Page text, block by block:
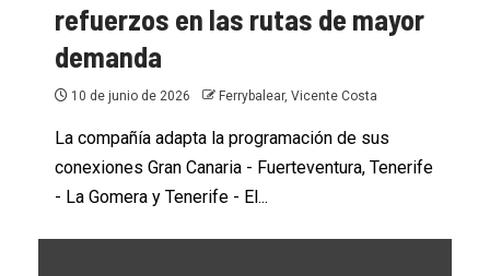
refuerzos en las rutas de mayor
demanda
10 de junio de 2026 Ferrybalear, Vicente Costa
La compañía adapta la programación de sus
conexiones Gran Canaria - Fuerteventura, Tenerife
- La Gomera y Tenerife - El...